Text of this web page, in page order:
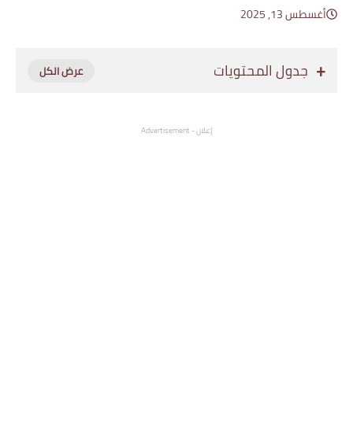
أغسطس 13, 2025
جدول المحتويات
إعلان - Advertisement